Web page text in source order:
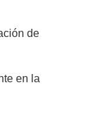
de
en la